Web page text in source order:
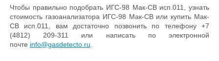
Чтобы правильно подобрать ИГС-98 Мак-СВ исп.011, узнать
стоимость газоанализатора ИГС-98 Мак-СВ или купить Мак-
СВ исп.011, вам достаточно позвонить по телефону +7
(4812) 209-311 или написать по электронной
почте info@gasdetecto.ru